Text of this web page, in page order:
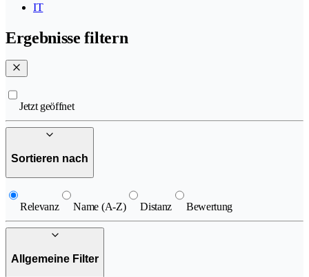
IT
Ergebnisse filtern
Jetzt geöffnet
Sortieren nach
Relevanz Name (A-Z) Distanz Bewertung
Allgemeine Filter